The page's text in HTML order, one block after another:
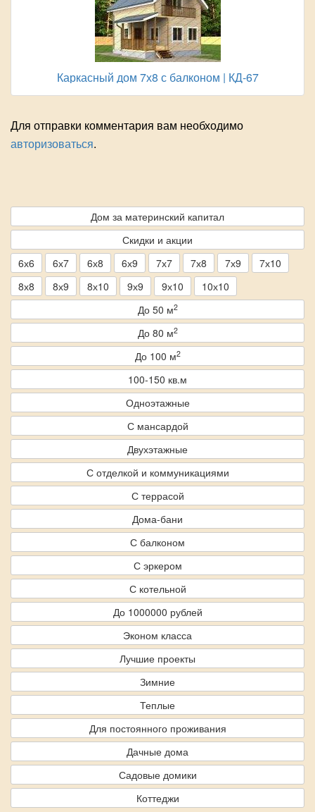
Каркасный дом 7х8 с балконом | КД-67
Для отправки комментария вам необходимо
авторизоваться.
Дом за материнский капитал
Скидки и акции
6х6
6х7 6х8 6х9 7х7 7х8 7х9
7х10
8х8
8х9 8х10 9х9 9х10
10х10
До 50 м2
До 80 м2
До 100 м2
100-150 кв.м
Одноэтажные
С мансардой
Двухэтажные
С отделкой и коммуникациями
С террасой
Дома-бани
С балконом
С эркером
С котельной
До 1000000 рублей
Эконом класса
Лучшие проекты
Зимние
Теплые
Для постоянного проживания
Дачные дома
Садовые домики
Коттеджи